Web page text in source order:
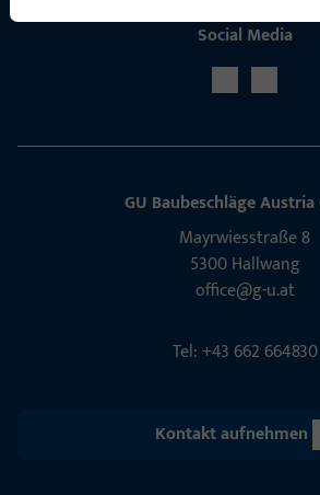
Social Media
GU Baubeschläge Aus­tria
Mayrwies­straße 8
5300 Hall­wang
office@g-u.at
Tel: +43 662 664830
Kontakt aufnehmen